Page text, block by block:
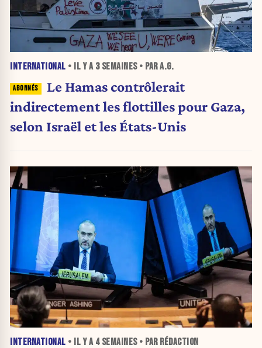
INTERNATIONAL • IL Y A 3 SEMAINES• PAR A.G.
Le Hamas contrôlerait
indirectement les flottilles pour Gaza,
selon Israël et les États-Unis
INTERNATIONAL • IL Y A 4 SEMAINES• PAR RÉDACTION